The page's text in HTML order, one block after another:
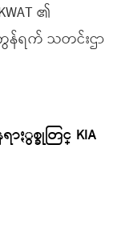
၏
န်ရက် သတင်းဌာ
ႏွစ္ခုတြင္ KIA